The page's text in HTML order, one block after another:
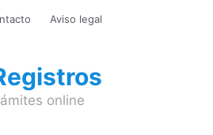
Aviso legal
online